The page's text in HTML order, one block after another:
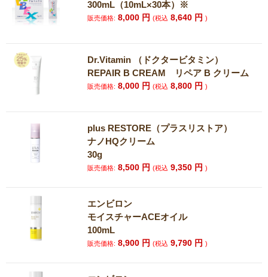
300mL（10mL×30本）※
販売価格: 8,000 円(税込 8,640 円)
Dr.Vitamin （ドクタービタミン）
REPAIR B CREAM リペア B クリーム
販売価格: 8,000 円(税込 8,800 円)
plus RESTORE（プラスリストア）
ナノHQクリーム
30g
販売価格: 8,500 円(税込 9,350 円)
エンビロン
モイスチャーACEオイル
100mL
販売価格: 8,900 円(税込 9,790 円)